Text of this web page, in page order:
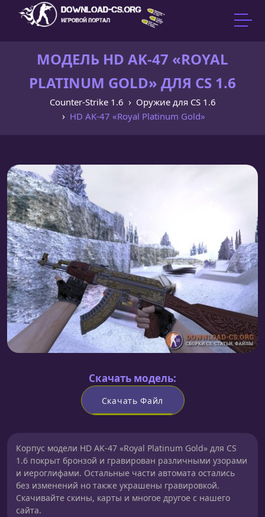
МОДЕЛЬ HD AK-47 «ROYAL
PLATINUM GOLD» ДЛЯ CS 1.6
Counter-Strike 1.6
Оружие для CS 1.6
HD AK-47 «Royal Platinum Gold»
Скачать модель:
Скачать Файл
Корпус модели HD AK-47 «Royal Platinum Gold» для CS
1.6 покрыт бронзой и гравирован различными узорами
и иероглифами. Остальные части автомата остались
без изменений но также украшены гравировкой.
Скачивайте скины, карты и многое другое с нашего
сайта.